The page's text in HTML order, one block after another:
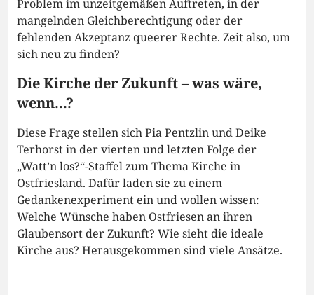
Problem im unzeitgemäßen Auftreten, in der
mangelnden Gleichberechtigung oder der
fehlenden Akzeptanz queerer Rechte. Zeit also, um
sich neu zu finden?
Die Kirche der Zukunft – was wäre,
wenn...?
Diese Frage stellen sich Pia Pentzlin und Deike
Terhorst in der vierten und letzten Folge der
„Watt’n los?“-Staffel zum Thema Kirche in
Ostfriesland. Dafür laden sie zu einem
Gedankenexperiment ein und wollen wissen:
Welche Wünsche haben Ostfriesen an ihren
Glaubensort der Zukunft? Wie sieht die ideale
Kirche aus? Herausgekommen sind viele Ansätze.